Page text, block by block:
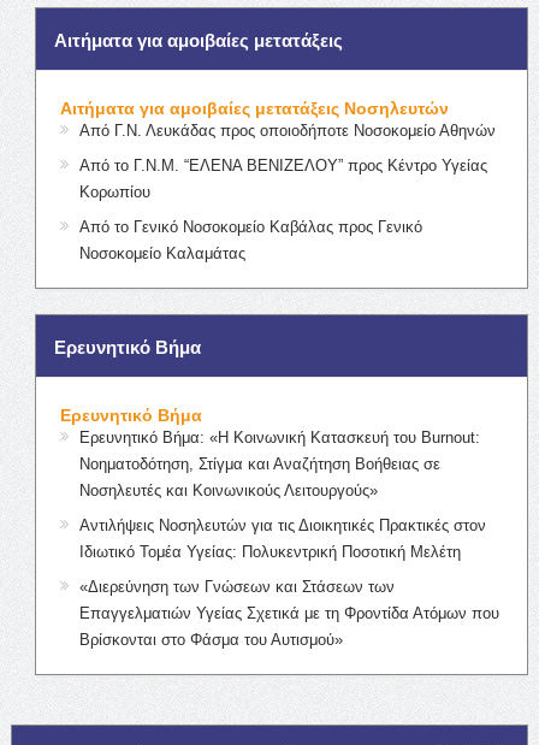
Αιτήματα για αμοιβαίες μετατάξεις
Αιτήματα για αμοιβαίες μετατάξεις Νοσηλευτών
Από Γ.Ν. Λευκάδας προς οποιοδήποτε Νοσοκομείο Αθηνών
Από το Γ.Ν.Μ. “ΕΛΕΝΑ ΒΕΝΙΖΕΛΟΥ” προς Κέντρο Υγείας
Κορωπίου
Από το Γενικό Νοσοκομείο Καβάλας προς Γενικό
Νοσοκομείο Καλαμάτας
Ερευνητικό Βήμα
Ερευνητικό Βήμα
Ερευνητικό Βήμα: «Η Κοινωνική Κατασκευή του Burnout:
Νοηματοδότηση, Στίγμα και Αναζήτηση Βοήθειας σε
Νοσηλευτές και Κοινωνικούς Λειτουργούς»
Αντιλήψεις Νοσηλευτών για τις Διοικητικές Πρακτικές στον
Ιδιωτικό Τομέα Υγείας: Πολυκεντρική Ποσοτική Μελέτη
«Διερεύνηση των Γνώσεων και Στάσεων των
Επαγγελματιών Υγείας Σχετικά με τη Φροντίδα Ατόμων που
Βρίσκονται στο Φάσμα του Αυτισμού»